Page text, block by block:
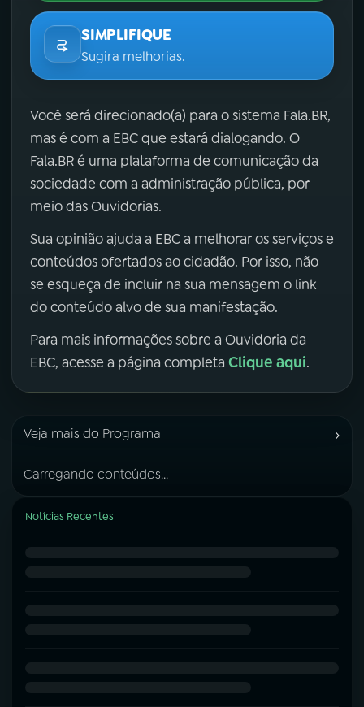
SIMPLIFIQUE
Sugira melhorias.
Você será direcionado(a) para o sistema Fala.BR,
mas é com a EBC que estará dialogando. O
Fala.BR é uma plataforma de comunicação da
sociedade com a administração pública, por
meio das Ouvidorias.
Sua opinião ajuda a EBC a melhorar os serviços e
conteúdos ofertados ao cidadão. Por isso, não
se esqueça de incluir na sua mensagem o link
do conteúdo alvo de sua manifestação.
Para mais informações sobre a Ouvidoria da
EBC, acesse a página completa Clique aqui.
Veja mais do Programa ›
Carregando conteúdos...
Notícias Recentes